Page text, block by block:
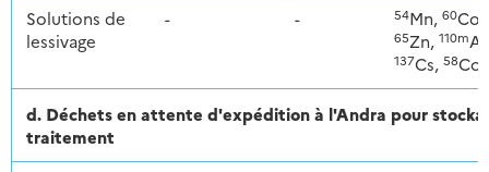
Solutions de
lessivage
- - 54Mn, 60Co,
65Zn, 110m
137Cs, 58Co
d. Déchets en attente d'expédition à l'Andra pour
traitement